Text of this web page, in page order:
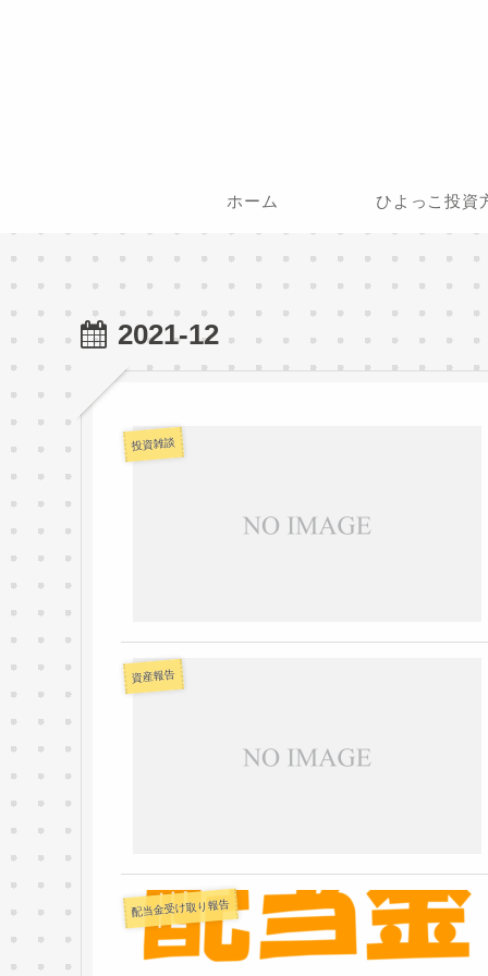
ホーム ひよっこ投資
2021-12
投資雑談
資産報告
配当金受け取り報告